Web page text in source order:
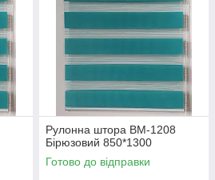
Рулонна штора ВМ-1208
Бірюзовий 850*1300
Готово до відправки